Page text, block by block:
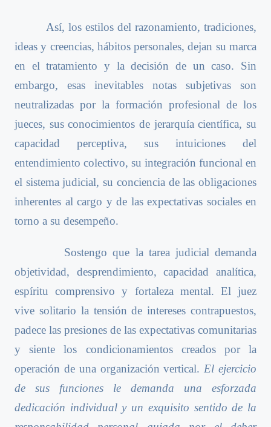
Así, los estilos del razonamiento, tradiciones,
ideas y creencias, hábitos personales, dejan su marca
en el tratamiento y la decisión de un caso. Sin
embargo, esas inevitables notas subjetivas son
neutralizadas por la formación profesional de los
jueces, sus conocimientos de jerarquía científica, su
capacidad perceptiva, sus intuiciones del
entendimiento colectivo, su integración funcional en
el sistema judicial, su conciencia de las obligaciones
inherentes al cargo y de las expectativas sociales en
torno a su desempeño.
Sostengo que la tarea judicial demanda
objetividad, desprendimiento, capacidad analítica,
espíritu comprensivo y fortaleza mental. El juez
vive solitario la tensión de intereses contrapuestos,
padece las presiones de las expectativas comunitarias
y siente los condicionamientos creados por la
operación de una organización vertical. El ejercicio
de sus funciones le demanda una esforzada
dedicación individual y un exquisito sentido de la